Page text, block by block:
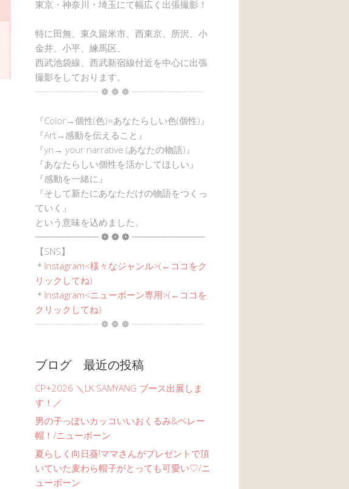
東京・神奈川・埼玉にて幅広く出張撮影！
特に田無、東久留米市、西東京、所沢、小
金井、小平、練馬区、
西武池袋線、西武新宿線付近を中心に出張
撮影をしております。
┈┈┈┈┈┈┈ ❁ ❁ ❁ ┈┈┈┈┈┈┈┈
『Color→個性(色)=あなたらしい色(個性)』
『Art→感動を伝えること』
『yn→ your narrative (あなたの物語)』
『あなたらしい個性を活かしてほしい』
『感動を一緒に』
『そして新たにあなただけの物語をつくっ
ていく』
という意味を込めました。
┈┈┈┈┈┈┈ ❁ ❁ ❁ ┈┈┈┈┈┈┈┈
【SNS】
＊ Instagram<様々なジャンル>(←ココをク
リックしてね)
＊ Instagram<ニューボーン専用>(←ココを
クリックしてね)
┈┈┈┈┈┈┈ ❁ ❁ ❁ ┈┈┈┈┈┈┈┈
ブログ 最近の投稿
CP+2026 ＼LK SAMYANG ブース出展しま
す！／
男の子っぽいカッコいいおくるみ&ベレー
帽！/ニューボーン
夏らしく向日葵!ママさんがプレゼントで頂
いていた麦わら帽子がとっても可愛い♡/ニ
ューボーン